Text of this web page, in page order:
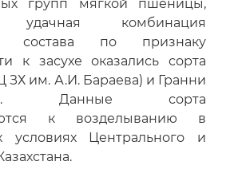
групп мягкой пшеницы,
удачная комбинация
состава по признаку
к засухе оказались сорта
ЗХ им. А.И. Бараева) и Гранни
Данные сорта
к возделыванию в
условиях Центрального и